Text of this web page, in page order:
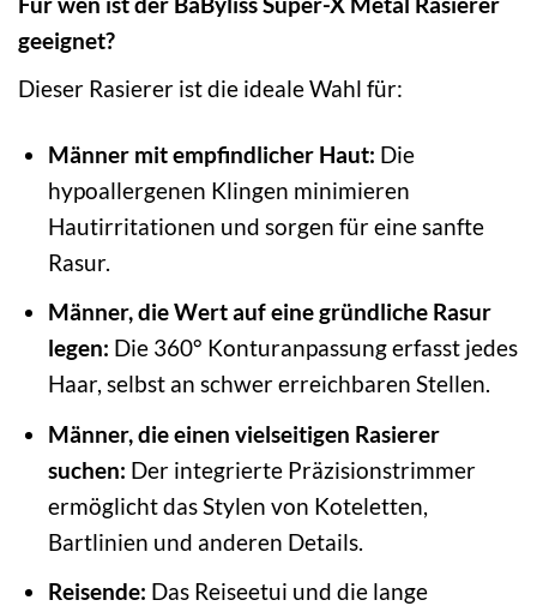
geeignet?
Dieser Rasierer ist die ideale Wahl für:
Männer mit empfindlicher Haut: Die
hypoallergenen Klingen minimieren
Hautirritationen und sorgen für eine sanfte
Rasur.
Männer, die Wert auf eine gründliche Rasur
legen: Die 360° Konturanpassung erfasst jedes
Haar, selbst an schwer erreichbaren Stellen.
Männer, die einen vielseitigen Rasierer
suchen: Der integrierte Präzisionstrimmer
ermöglicht das Stylen von Koteletten,
Bartlinien und anderen Details.
Reisende: Das Reiseetui und die lange